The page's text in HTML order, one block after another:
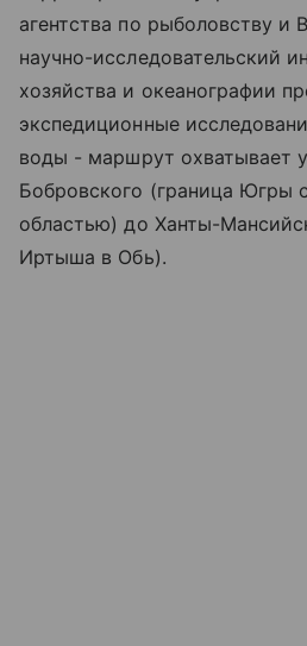
агентства по рыболовству и
научно-исследовательский
хозяйства и океанографии
экспедиционные
воды - маршрут охватывает
Бобровского (граница Югры
областью) до Ханты-
Иртыша в Обь).